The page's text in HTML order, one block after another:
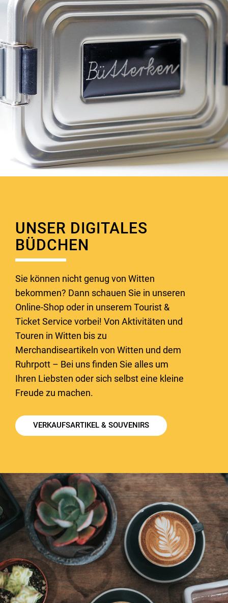
UNSER DIGITALES
BÜDCHEN
Sie können nicht genug von Witten
bekommen? Dann schauen Sie in unseren
Online-Shop oder in unserem Tourist &
Ticket Service vorbei! Von Aktivitäten und
Touren in Witten bis zu
Merchandiseartikeln von Witten und dem
Ruhrpott – Bei uns finden Sie alles um
Ihren Liebsten oder sich selbst eine kleine
Freude zu machen.
VERKAUFSARTIKEL & SOUVENIRS